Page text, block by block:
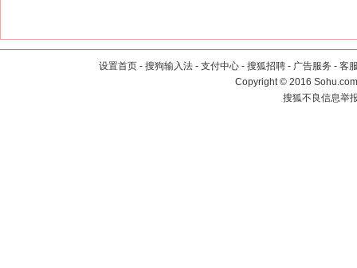
设置首页 - 搜狗输入法 - 支付中心 - 搜狐招聘 - 广告服务 - 客
Copyright©2016
搜狐不良信息举